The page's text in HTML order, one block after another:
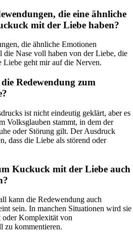
die eine ähnliche
mit der Liebe haben?
die ähnliche Emotionen
die Nase voll haben von der Liebe, die
geht mir auf die Nerven.
Redewendung zum
ist nicht eindeutig geklärt, aber es
Volksglauben stammt, in dem der
oder Störung gilt. Der Ausdruck
dass die Liebe als störend oder
Kuckuck mit der Liebe auch
kann die Redewendung auch
sein. In manchen Situationen wird sie
oder Komplexität von
zu kommentieren.